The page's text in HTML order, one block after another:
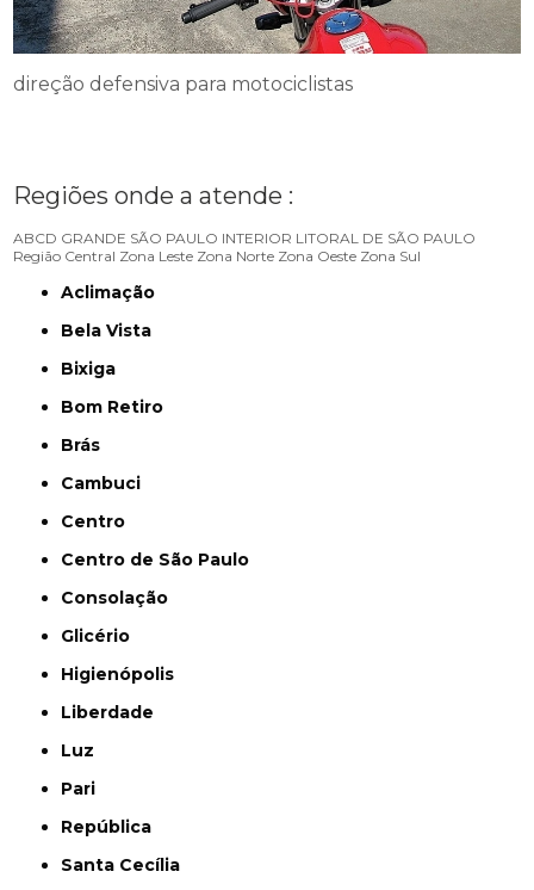
direção defensiva para motociclistas
Regiões onde a atende :
ABCD GRANDE SÃO PAULO INTERIOR LITORAL DE SÃO PAULO
Região Central Zona Leste Zona Norte Zona Oeste Zona Sul
Aclimação
Bela Vista
Bixiga
Bom Retiro
Brás
Cambuci
Centro
Centro de São Paulo
Consolação
Glicério
Higienópolis
Liberdade
Luz
Pari
República
Santa Cecília